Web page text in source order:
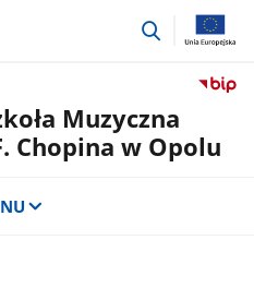
przejdź
Muzyczna
Chopina w Opolu